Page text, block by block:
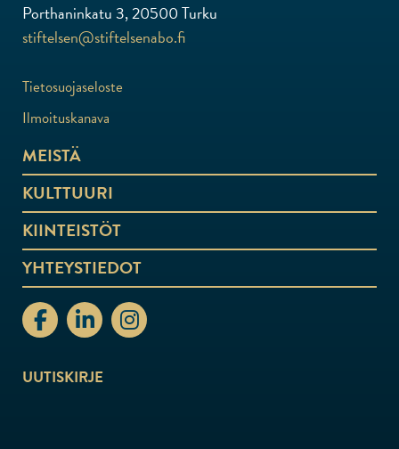
Porthaninkatu 3, 20500 Turku
stiftelsen@stiftelsenabo.fi
Tietosuojaseloste
Ilmoituskanava
MEISTÄ
KULTTUURI
KIINTEISTÖT
YHTEYSTIEDOT
stiftelsenabo Facebook
stiftelsenabo Linkedin
stiftelsenabo Instagram
UUTISKIRJE